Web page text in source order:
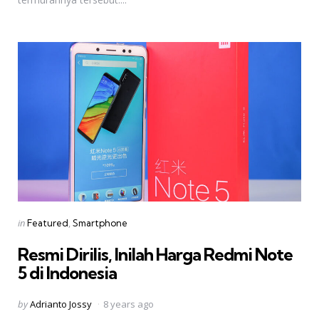
Categories
Posted
inFeatured Smartphone
Resmi Dirilis, Inilah Harga Redmi Note
5 di Indonesia
Posted
byAdrianto Jossy 8 years ago